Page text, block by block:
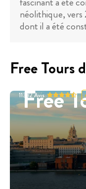
néolithique,
dont il a été
Free Tours
Free
11332Avis